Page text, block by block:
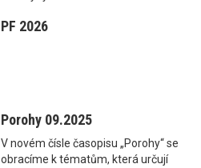
PF 2026
Porohy 09.2025
V novém čísle časopisu „Porohy“ se
obracíme k tématům, která určují